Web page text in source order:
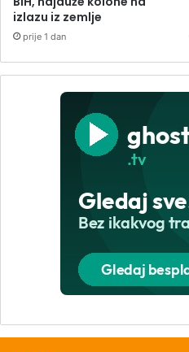
izlazu iz zemlje
prije 1 dan